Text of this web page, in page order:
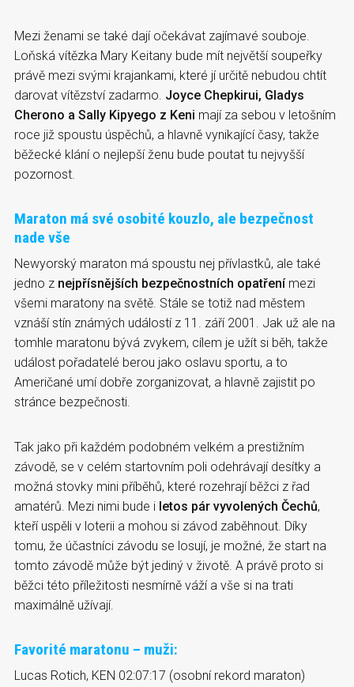
Mezi ženami se také dají očekávat zajímavé souboje.
Loňská vítězka Mary Keitany bude mít největší soupeřky
právě mezi svými krajankami, které jí určitě nebudou chtít
darovat vítězství zadarmo. Joyce Chepkirui, Gladys
Cherono a Sally Kipyego z Keni mají za sebou v letošním
roce již spoustu úspěchů, a hlavně vynikající časy, takže
běžecké klání o nejlepší ženu bude poutat tu nejvyšší
pozornost.
Maraton má své osobité kouzlo, ale bezpečnost
nade vše
Newyorský maraton má spoustu nej přívlastků, ale také
jedno z nejpřísnějších bezpečnostních opatřenímezi
všemi maratony na světě. Stále se totiž nad městem
vznáší stín známých událostí z 11. září 2001. Jak už ale na
tomhle maratonu bývá zvykem, cílem je užít si běh, takže
událost pořadatelé berou jako oslavu sportu, a to
Američané umí dobře zorganizovat, a hlavně zajistit po
stránce bezpečnosti.
Tak jako při každém podobném velkém a prestižním
závodě, se v celém startovním poli odehrávají desítky a
možná stovky mini příběhů, které rozehrají běžci z řad
amatérů. Mezi nimi bude i letos pár vyvolených Čechů,
kteří uspěli v loterii a mohou si závod zaběhnout. Díky
tomu, že účastníci závodu se losují, je možné, že start na
tomto závodě může být jediný v životě. A právě proto si
běžci této příležitosti nesmírně váží a vše si na trati
maximálně užívají.
Favorité maratonu – muži:
Lucas Rotich, KEN 02:07:17 (osobní rekord maraton)